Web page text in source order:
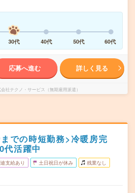
30代 40代 50代 60代
応募へ進む 詳しく見る
社テクノ・サービス（無期雇用派遣）
での時短勤務>冷暖房完
代活躍中
支給あり 土日祝日が休み 残業なし